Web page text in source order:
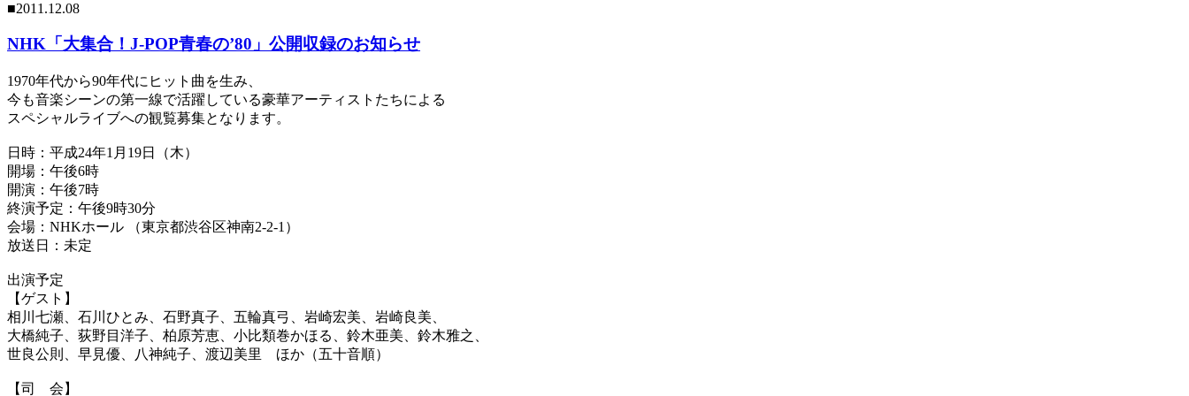
■2011.12.08
NHK「大集合！J-POP青春の’80」公開収録のお知らせ
1970年代から90年代にヒット曲を生み、
今も音楽シーンの第一線で活躍している豪華アーティストたちによる
スペシャルライブへの観覧募集となります。
日時：平成24年1月19日（木）
開場：午後6時
開演：午後7時
終演予定：午後9時30分
会場：NHKホール （東京都渋谷区神南2-2-1）
放送日：未定
出演予定
【ゲスト】
相川七瀬、石川ひとみ、石野真子、五輪真弓、岩崎宏美、岩崎良美、
大橋純子、荻野目洋子、柏原芳恵、小比類巻かほる、鈴木亜美、鈴木雅之、
世良公則、早見優、八神純子、渡辺美里 ほか（五十音順）
【司 会】